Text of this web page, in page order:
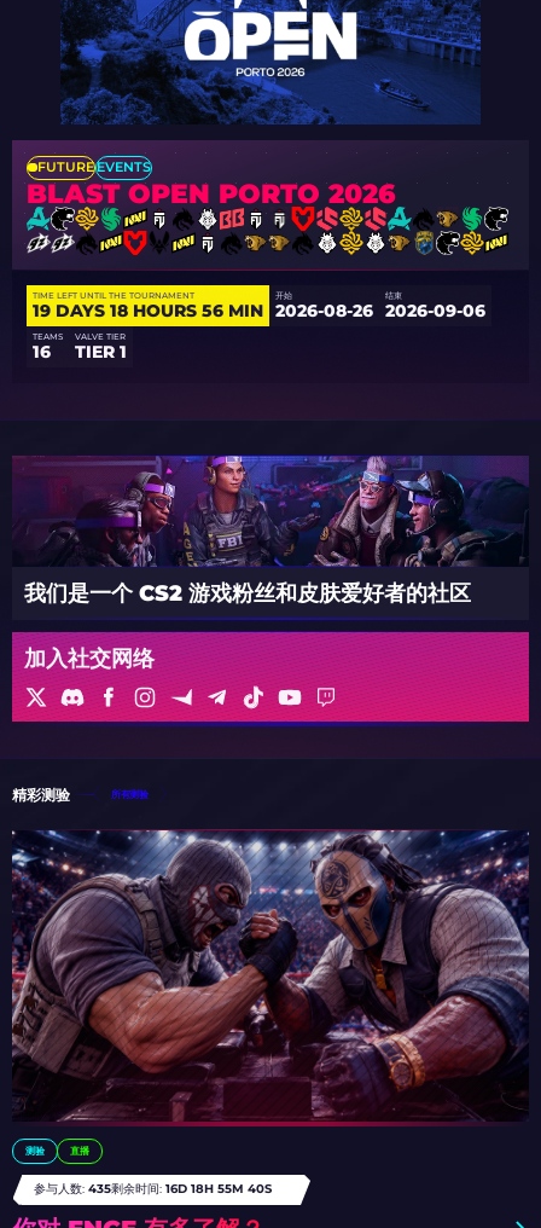
FUTUREEVENTS
BLAST OPEN PORTO 2026
TIME LEFT UNTIL THE TOURNAMENT
19 DAYS 18 HOURS 56 MIN
开始
2026-08-26
结束
2026-09-06
TEAMS
16
VALVE TIER
TIER 1
我们是一个 CS2 游戏粉丝和皮肤爱好者的社区
加入社交网络
精彩测验 所有测验
测验 直播
参与人数: 435剩余时间: 16D 18H 55M 36S